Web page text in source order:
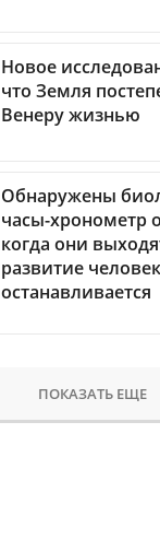
Новое
что Земля
Венеру жизнью
Обнаружены
часы-хронометр
когда они
развитие
останавливается
ПОКАЗАТЬ ЕЩЕ